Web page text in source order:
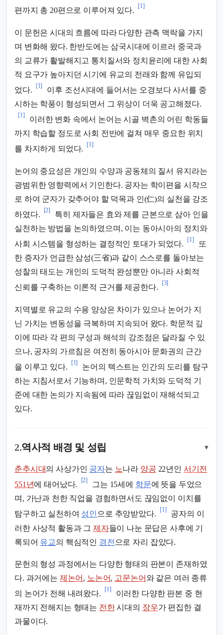
편까지 총 20편으로 이루어져 있다.
[1]
이 문헌은 시대의 흐름에 따라 다양한 관측 맥락을 가지
며 변화해 왔다. 한반도에는 삼국시대에 이르러 중국과
의 교류가 활발해지고 통치질서와 정치윤리에 대한 사회
적 요구가 높아지던 시기에 유교의 전래와 함께 유입되
었다.
[1]
이후 조선시대에 들어서는 오경보다 사서를 중
시하는 학풍이 형성되면서 그 위상이 더욱 공고해졌다.
[1]
이러한 변화 속에서 논어는 시골 벽촌의 어린 학동들
까지 학습할 정도로 사회 전반에 걸쳐 매우 중요한 위치
를 차지하게 되었다.
[1]
논어의 중요성은 개인의 수양과 공동체의 질서 유지라는
광범위한 영향력에서 기인한다. 공자는 학이편을 시작으
로 하여 군자가 갖추어야 할 덕목과 인(仁)의 실천을 강조
하였다.
[2]
특히 제자들은 효와 제를 근본으로 삼아 인을
실천하는 방법을 논의하였으며, 이는 동아시아의 정치와
사회 시스템을 형성하는 결정적인 토대가 되었다.
[1]
또
한 증자가 언급한 삼성(三省)과 같이 스스로를 돌아보는
성찰의 태도는 개인의 도덕적 완성뿐만 아니라 사회적
신뢰를 구축하는 이론적 근거를 제공한다.
[3]
지역별로 유교의 수용 양상은 차이가 있으나 논어가 지
닌 가치는 변동성을 극복하며 지속되어 왔다. 학문적 깊
이에 따라 각 편의 구성과 해석의 강조점은 달라질 수 있
으나, 공자의 가르침은 여전히 동아시아 문화권의 근간
을 이루고 있다.
[1]
논어의 텍스트는 인간의 도리를 탐구
하는 지침서로서 기능하며, 인문학적 가치와 도덕적 기
준에 대한 논의가 지속됨에 따라 끊임없이 재해석되고
있다.
2.역사적 배경 및 성립 ▾
춘추시대의 사상가인 공자는 노나라 양공 22년인 서기전
551년에 태어났다.
[2]
그는 15세에 학문에 뜻을 두었으
며, 가난과 천한 직업을 경험하면서도 끊임없이 이치를
탐구하고 실천하여 성인으로 추앙받았다.
[1]
공자의 이
러한 사상적 활동과 그 제자들이 나눈 문답은 사후에 기
록되어 유교의 핵심적인 경전 으로 자리 잡았다.
문헌의 형성 과정에서는 다양한 형태의 판본이 존재하였
다. 과거에는 제논어 , 노논어, 고문논어 와 같은 여러 종류
의 논어가 전해 내려왔다.
[1]
이러한 다양한 판본 중 현
재까지 전해지는 형태는 전한시대의 장우가 편집한 결
과물이다.